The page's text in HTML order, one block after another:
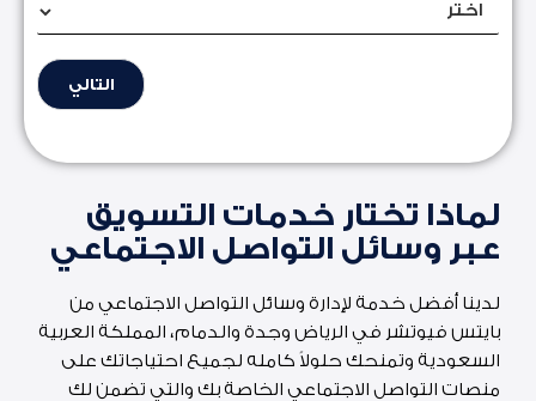
ا
ت
م
ا
ي
التالي
لماذا تختار خدمات التسويق
عبر وسائل التواصل الاجتماعي
لدينا أفضل خدمة لإدارة وسائل التواصل الاجتماعي من
بايتس فيوتشر في الرياض وجدة والدمام، المملكة العربية
السعودية وتمنحك حلولاً كامله لجميع احتياجاتك على
منصات التواصل الاجتماعي الخاصة بك والتي تضمن لك